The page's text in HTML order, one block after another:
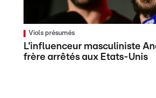
Viols présumés
L'influenceur masculiniste
frère arrêtés aux Etats-Unis